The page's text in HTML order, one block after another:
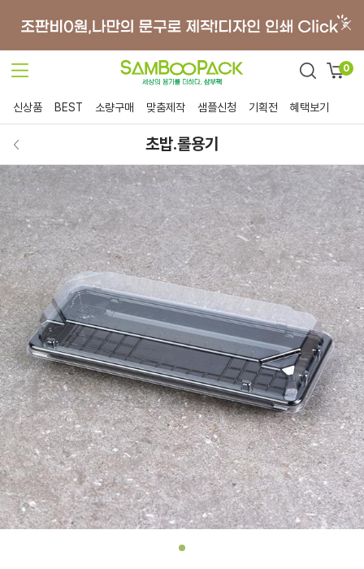
0
신상품 BEST 소량구매 맞춤제작 샘플신청 기획전 혜택보기
초밥.롤용기